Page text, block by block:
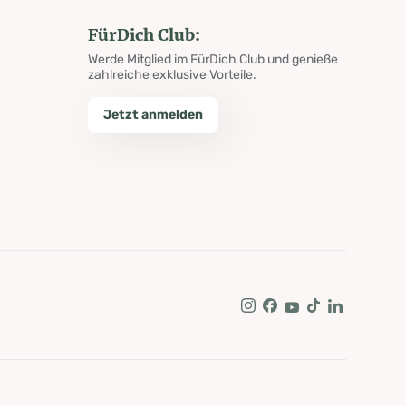
FürDich Club:
Werde Mitglied im FürDich Club und genieße
zahlreiche exklusive Vorteile.
Jetzt anmelden
Instagram
Facebook
Youtube
Tik TokLinkedIn